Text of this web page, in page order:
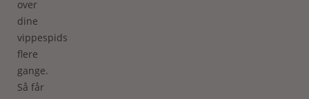
over
dine
vippespidser
flere
gange.
Så får